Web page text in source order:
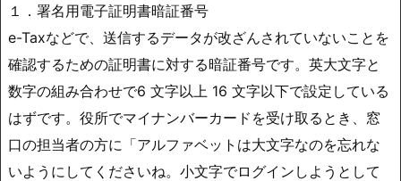
１．署名用電子証明書暗証番号
e-Taxなどで、送信するデータが改ざんされていないことを
確認するための証明書に対する暗証番号です。英大文字と
数字の組み合わせで6 文字以上 16 文字以下で設定している
はずです。役所でマイナンバーカードを受け取るとき、窓
口の担当者の方に「アルファベットは大文字なのを忘れな
いようにしてくださいね。小文字でログインしようとして